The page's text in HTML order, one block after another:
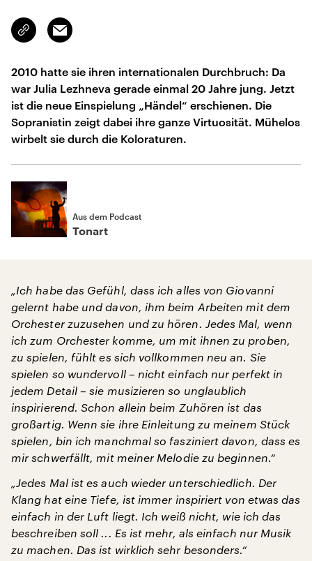
Link
kopieren/teilen
Email
2010 hatte sie ihren internationalen Durchbruch: Da
war Julia Lezhneva gerade einmal 20 Jahre jung. Jetzt
ist die neue Einspielung „Händel“ erschienen. Die
Sopranistin zeigt dabei ihre ganze Virtuosität. Mühelos
wirbelt sie durch die Koloraturen.
Aus dem Podcast
Tonart
„Ich habe das Gefühl, dass ich alles von Giovanni
gelernt habe und davon, ihm beim Arbeiten mit dem
Orchester zuzusehen und zu hören. Jedes Mal, wenn
ich zum Orchester komme, um mit ihnen zu proben,
zu spielen, fühlt es sich vollkommen neu an. Sie
spielen so wundervoll – nicht einfach nur perfekt in
jedem Detail – sie musizieren so unglaublich
inspirierend. Schon allein beim Zuhören ist das
großartig. Wenn sie ihre Einleitung zu meinem Stück
spielen, bin ich manchmal so fasziniert davon, dass es
mir schwerfällt, mit meiner Melodie zu beginnen.“
„Jedes Mal ist es auch wieder unterschiedlich. Der
Klang hat eine Tiefe, ist immer inspiriert von etwas das
einfach in der Luft liegt. Ich weiß nicht, wie ich das
beschreiben soll ... Es ist mehr, als einfach nur Musik
zu machen. Das ist wirklich sehr besonders.“